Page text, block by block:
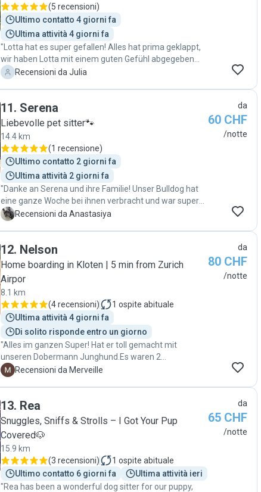
(5 recensioni)
Ultimo contatto 4 giorni fa
Ultima attività 4 giorni fa
"Lotta hat es super gefallen! Alles hat prima geklappt,
wir haben Lotta mit einem guten Gefühl abgegeben
und als ausgeglichenen fröhlichen Hund wieder
J Recensioni da Julia
11. Serena
Liebevolle pet sitter🐾
14.4 km
(1 recensione)
Ultimo contatto 2 giorni fa
Ultima attività 2 giorni fa
"Danke an Serena und ihre Familie! Unser Bulldog hat
eine ganze Woche bei ihnen verbracht und war super
happy. Wir haben viele Fotos bekommen und konnten
auf jeden Fall sehr gerne wieder!"
A Recensioni da Anastasiya
da
60 CHF
/notte
12. Nelson
Home boarding in Kloten | 5 min from Zurich
Airpor
8.1 km
(4 recensioni) 1 ospite abituale
Ultima attività 4 giorni fa
Di solito risponde entro un giorno
"Alles im ganzen Super! Hat er toll gemacht mit
unseren Dobermann Junghund.Es waren 2
Übernachtungen, wir haben täglich Bilder Videos
M Recensioni da Merveille
da
80 CHF
/notte
13. Rea
Snuggles, Sniffs & Strolls – I Got Your Pup
Covered🐶
15.9 km
(3 recensioni) 1 ospite abituale
Ultimo contatto 6 giorni fa
Ultima attività ieri
"Rea has been a wonderful dog sitter for our puppy,
da
65 CHF
/notte